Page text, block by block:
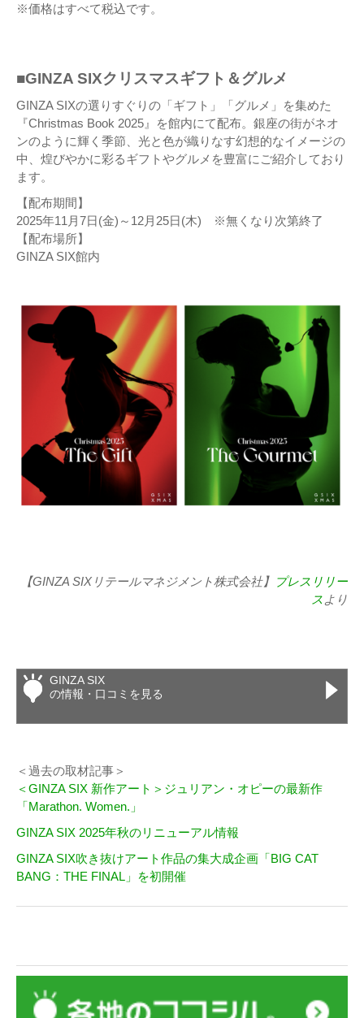
※価格はすべて税込です。
■GINZA SIXクリスマスギフト＆グルメ
GINZA SIXの選りすぐりの「ギフト」「グルメ」を集めた
『Christmas Book 2025』を館内にて配布。銀座の街がネオ
ンのように輝く季節、光と色が織りなす幻想的なイメージの
中、煌びやかに彩るギフトやグルメを豊富にご紹介しており
ます。
【配布期間】
2025年11月7日(金)～12月25日(木) ※無くなり次第終了
【配布場所】
GINZA SIX館内
【GINZA SIXリテールマネジメント株式会社】 プレスリリー
スより
GINZA SIX
の情報・口コミを見る
＜過去の取材記事＞
＜GINZA SIX 新作アート＞ジュリアン・オピーの最新作
「Marathon. Women.」
GINZA SIX 2025年秋のリニューアル情報
GINZA SIX吹き抜けアート作品の集大成企画「BIG CAT
BANG：THE FINAL」を初開催